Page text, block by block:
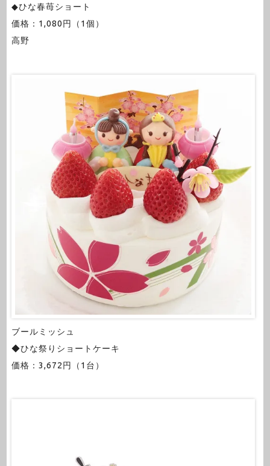
◆ひな春苺ショート
価格：1,080円（1個）
高野
ブールミッシュ
◆ひな祭りショートケーキ
価格：3,672円（1台）